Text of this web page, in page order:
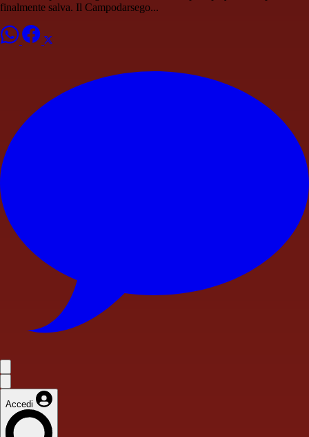
finalmente salva. Il Campodarsego...
Accedi